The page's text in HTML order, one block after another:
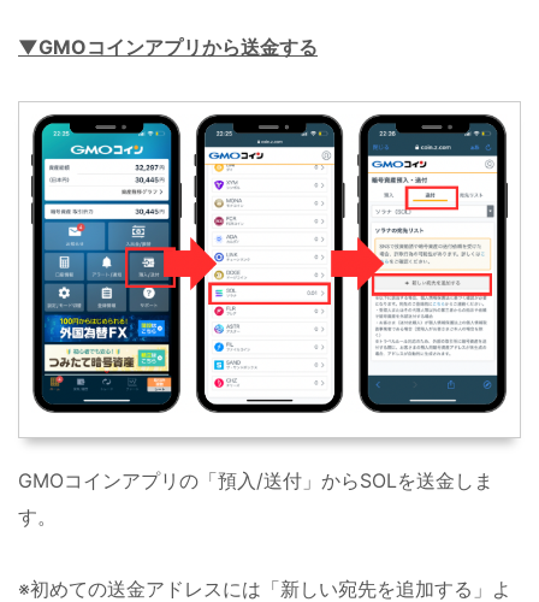
▼GMOコインアプリから送金する
GMOコインアプリの「預入/送付」からSOLを送金しま
す。
※初めての送金アドレスには「新しい宛先を追加する」よ